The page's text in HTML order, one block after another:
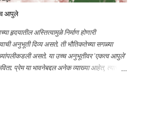
असा दुहेरी आनंद साजरा करण्यासाठी, जी व्यक्ती
प्रेरणा आहे, ज्या व्यक्तिला समर्पित स्तोत्राने माझ्या
लेखनाची अनमोल भेट आली त्या प्रभू रामचंद्रांस
करीत आहे.
आपुले
हृदयातील अस्तित्वामुळे निर्माण होणारी
अनुभूती दिव्य असते. ती भौतिकतेच्या सगळ्या
असते. या उच्च अनुभूतीवर 'एकत्व आपुले'
प्रेम या भावनेबद्दल अनेक व्याख्या आहेत, त्याचे